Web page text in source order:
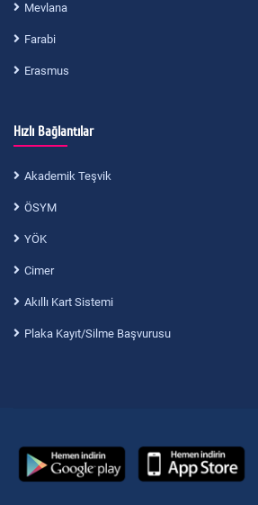
Mevlana
Farabi
Erasmus
Hızlı Bağlantılar
Akademik Teşvik
ÖSYM
YÖK
Cimer
Akıllı Kart Sistemi
Plaka Kayıt/Silme Başvurusu